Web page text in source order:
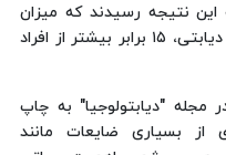
بر روی ‪ ۹۴‬نفر به این نتیجه رسیدند كه میزان
دفع تیامین (ویتامین ب‪ (۱‬در بیماران دیابتی، ‪ ۱۵‬برابر بیشتر از افراد
"دیابتولوجیا" به چاپ
بسیاری ضایعات مانند